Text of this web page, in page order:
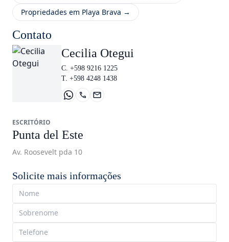
Propriedades em Playa Brava →
Contato
Cecilia Otegui
C. +598 9216 1225
T. +598 4248 1438
ESCRITÓRIO
Punta del Este
Av. Roosevelt pda 10
Solicite mais informações